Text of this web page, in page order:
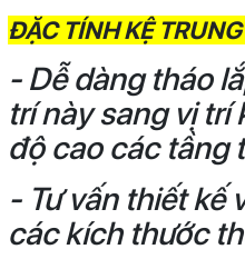
ĐẶC TÍNH KỆ
- Dễ dàng tháo
trí này sang vị trí
độ cao các tầng
- Tư vấn thiết kế
các kích thước